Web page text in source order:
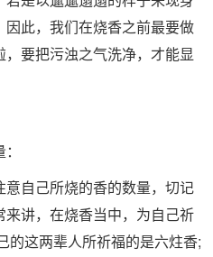
此，我们在烧香之前最要做
要把污浊之气洗净，才能显
自己所烧的香的数量，切记
讲，在烧香当中，为自己祈
的这两辈人所祈福的是六炷香;